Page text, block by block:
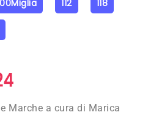
112 118
Marche a cura di Marica